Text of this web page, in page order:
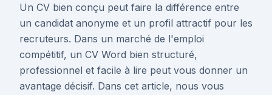
Un CV bien conçu peut faire la différence entre
un candidat anonyme et un profil attractif pour les
recruteurs. Dans un marché de l'emploi
compétitif, un CV Word bien structuré,
professionnel et facile à lire peut vous donner un
avantage décisif. Dans cet article, nous vous